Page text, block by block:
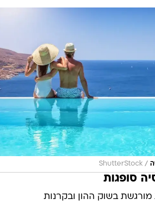
/
ShutterStock
סופגות
בשוק ההון ובקרנות